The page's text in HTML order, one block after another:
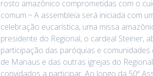
rosto amazônico comprometidas com o
comum.~ A assembleia será iniciada com
celebração eucarística, uma missa
presidente do Regional, o cardeal Steiner,
participação das paróquias e comunidades
de Manaus e das outras igrejas do
convidados a participar. Ao longo da 50ª